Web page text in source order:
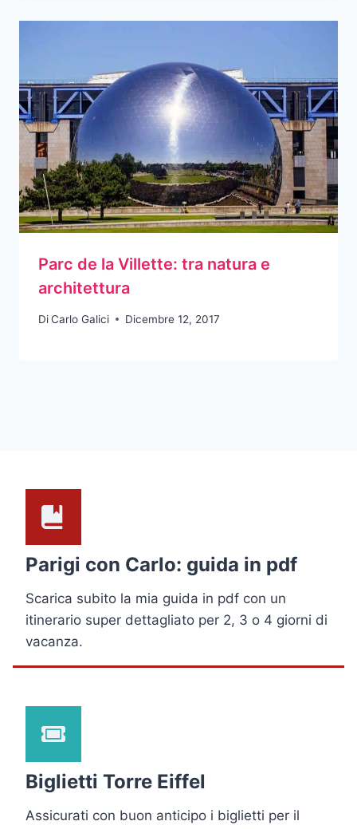
Parc de la Villette: tra natura e
architettura
DiCarlo Galici Dicembre 12, 2017
Parigi con Carlo: guida in pdf
Scarica subito la mia guida in pdf con un
itinerario super dettagliato per 2, 3 o 4 giorni di
vacanza.
Biglietti Torre Eiffel
Assicurati con buon anticipo i biglietti per il